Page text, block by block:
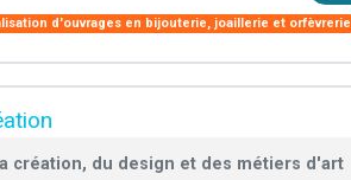
d'ouvrages en bijouterie, joaillerie et orfèvrerie
création, du design et des métiers d'art